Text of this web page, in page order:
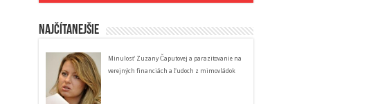
Najčítanejšie
Minulosť Zuzany Čaputovej a parazitovanie na
verejných financiách a ľudoch z mimovládok